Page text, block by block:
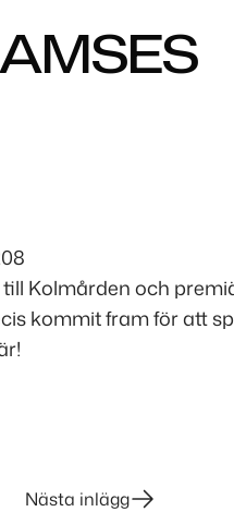
Kolmården och
kommit fram för att
Nästa inlägg